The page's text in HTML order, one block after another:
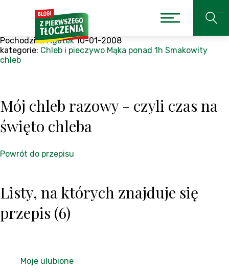
Pochodzi z:Agatek 10-01-2008
kategorie: Chleb i pieczywo Mąka ponad 1h Smakowity
chleb
Mój chleb razowy - czyli czas na
święto chleba
Powrót do przepisu
Listy, na których znajduje się
przepis (6)
Moje ulubione